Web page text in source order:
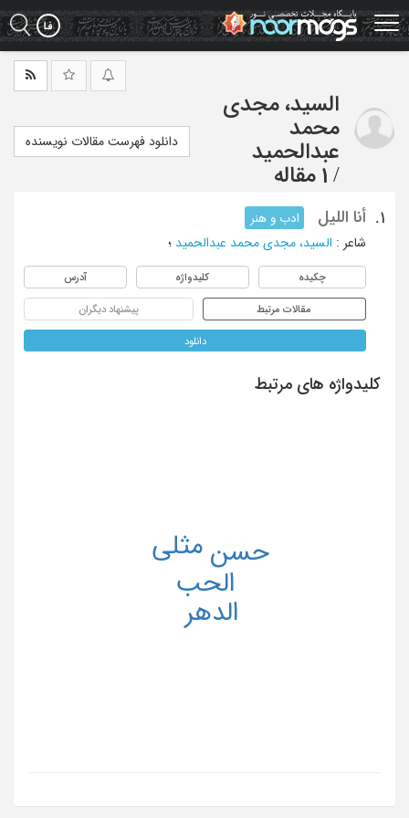
Skip
to
main
السید، مجدی
محمد
عبدالحمید
/ 1 مقاله
دانلود فهرست مقالات نویسنده
1. أنا اللیل
ادب و هنر
شاعر : السید، مجدی محمد عبدالحمید ؛
چکیده کلیدواژه آدرس
مقالات مرتبط پیشنهاد دیگران
دانلود
کلیدواژه های مرتبط
الحب
الدهر
حسن مثلی